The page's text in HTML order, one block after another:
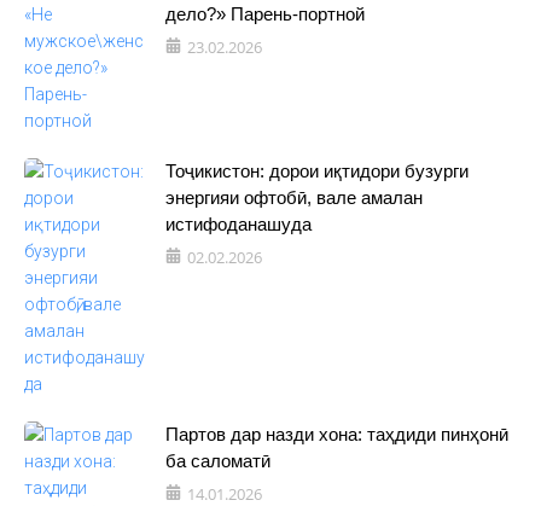
дело?» Парень-портной
23.02.2026
Тоҷикистон: дорои иқтидори бузурги
энергияи офтобӣ, вале амалан
истифоданашуда
02.02.2026
Партов дар назди хона: таҳдиди пинҳонӣ
ба саломатӣ
14.01.2026